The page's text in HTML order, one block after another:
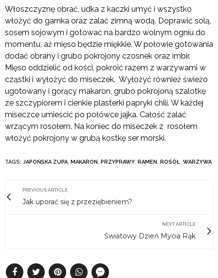
Włoszczyznę obrać, udka z kaczki umyć i wszystko
włożyć do garnka oraz zalać zimną wodą. Doprawić solą,
sosem sojowym i gotować na bardzo wolnym ogniu do
momentu, aż mięso będzie miękkie. W połowie gotowania
dodać obrany i grubo pokrojony czosnek oraz imbir.
Mięso oddzielić od kości, pokroić razem z warzywami w
cząstki i wyłożyć do miseczek. Wyłożyć również świeżo
ugotowany i gorący makaron, grubo pokrojoną szalotkę
ze szczypiorem i cienkie plasterki papryki chili. W każdej
miseczce umieścić po połówce jajka. Całość zalać
wrzącym rosołem. Na koniec do miseczek z rosołem
włożyć pokrojony w grubą kostkę ser morski.
TAGS: JAPOŃSKA ZUPA, MAKARON, PRZYPRAWY, RAMEN, ROSÓŁ, WARZYWA
PREVIOUS ARTICLE
Jak uporać się z przeziębieniem?
NEXT ARTICLE
Światowy Dzień Mycia Rąk